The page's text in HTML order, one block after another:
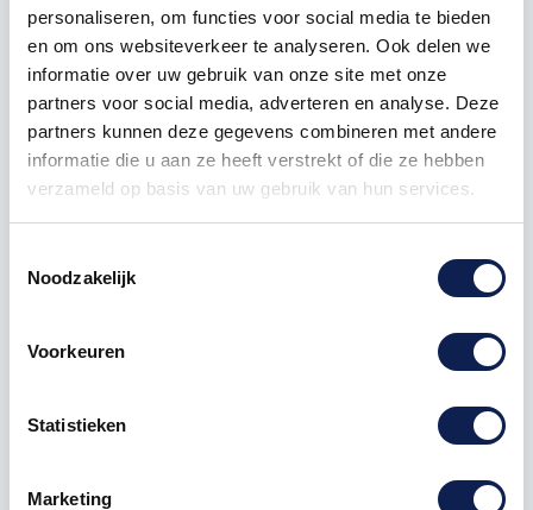
personaliseren, om functies voor social media te bieden
en om ons websiteverkeer te analyseren. Ook delen we
informatie over uw gebruik van onze site met onze
partners voor social media, adverteren en analyse. Deze
partners kunnen deze gegevens combineren met andere
informatie die u aan ze heeft verstrekt of die ze hebben
verzameld op basis van uw gebruik van hun services.
Noodzakelijk
Voorkeuren
Statistieken
Marketing
100 € 17,96 € 598,75
250 € 16,76 € 1.796,25
500 € 14,37 € 4.790,00